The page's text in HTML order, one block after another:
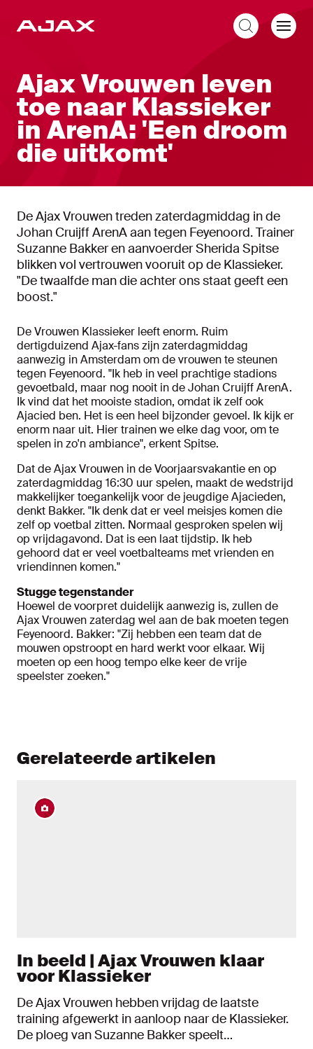
Ajax Vrouwen leven
toe naar Klassieker
in ArenA: 'Een droom
die uitkomt'
De Ajax Vrouwen treden zaterdagmiddag in de
Johan Cruijff ArenA aan tegen Feyenoord. Trainer
Suzanne Bakker en aanvoerder Sherida Spitse
blikken vol vertrouwen vooruit op de Klassieker.
"De twaalfde man die achter ons staat geeft een
boost."
De Vrouwen Klassieker leeft enorm. Ruim
dertigduizend Ajax-fans zijn zaterdagmiddag
aanwezig in Amsterdam om de vrouwen te steunen
tegen Feyenoord. "Ik heb in veel prachtige stadions
gevoetbald, maar nog nooit in de Johan Cruijff ArenA.
Ik vind dat het mooiste stadion, omdat ik zelf ook
Ajacied ben. Het is een heel bijzonder gevoel. Ik kijk er
enorm naar uit. Hier trainen we elke dag voor, om te
spelen in zo'n ambiance", erkent Spitse.
Dat de Ajax Vrouwen in de Voorjaarsvakantie en op
zaterdagmiddag 16:30 uur spelen, maakt de wedstrijd
makkelijker toegankelijk voor de jeugdige Ajacieden,
denkt Bakker. "Ik denk dat er veel meisjes komen die
zelf op voetbal zitten. Normaal gesproken spelen wij
op vrijdagavond. Dat is een laat tijdstip. Ik heb
gehoord dat er veel voetbalteams met vrienden en
vriendinnen komen."
Stugge tegenstander
Hoewel de voorpret duidelijk aanwezig is, zullen de
Ajax Vrouwen zaterdag wel aan de bak moeten tegen
Feyenoord. Bakker: "Zij hebben een team dat de
mouwen opstroopt en hard werkt voor elkaar. Wij
moeten op een hoog tempo elke keer de vrije
speelster zoeken."
Gerelateerde artikelen
In beeld | Ajax Vrouwen klaar
voor Klassieker
De Ajax Vrouwen hebben vrijdag de laatste
training afgewerkt in aanloop naar de Klassieker.
De ploeg van Suzanne Bakker speelt